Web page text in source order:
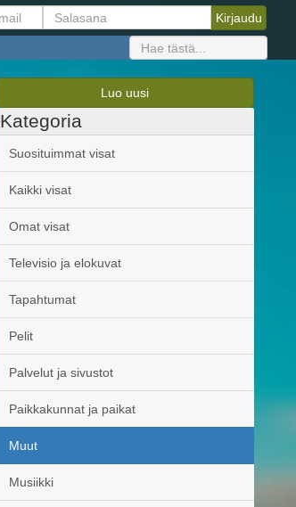
Luo uusi
Kategoria
Suosituimmat visat
Kaikki visat
Omat visat
Televisio ja elokuvat
Tapahtumat
Pelit
Palvelut ja sivustot
Paikkakunnat ja paikat
Muut
Musiikki